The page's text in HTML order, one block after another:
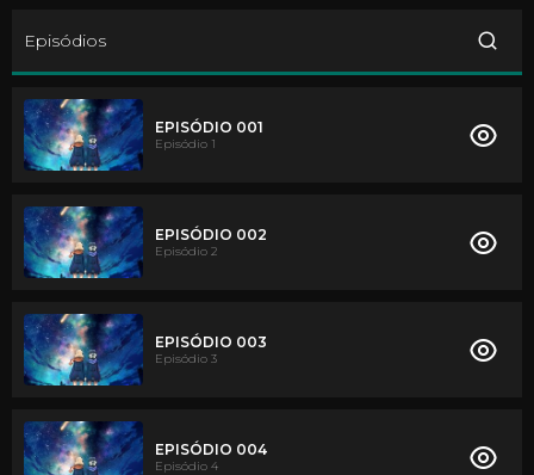
Episódios
EPISÓDIO 001
Episódio 1
EPISÓDIO 002
Episódio 2
EPISÓDIO 003
Episódio 3
EPISÓDIO 004
Episódio 4